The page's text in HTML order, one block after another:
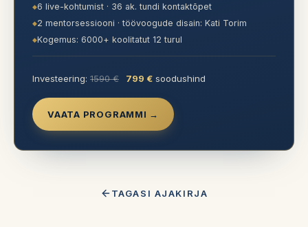
6 live-kohtumist · 36 ak. tundi kontaktõpet
2 mentorsessiooni · töövoogude disain: Kati Torim
Kogemus: 6000+ koolitatut 12 turul
Investeering: 1590 € 799 € soodushind
VAATA PROGRAMMI →
TAGASI AJAKIRJA